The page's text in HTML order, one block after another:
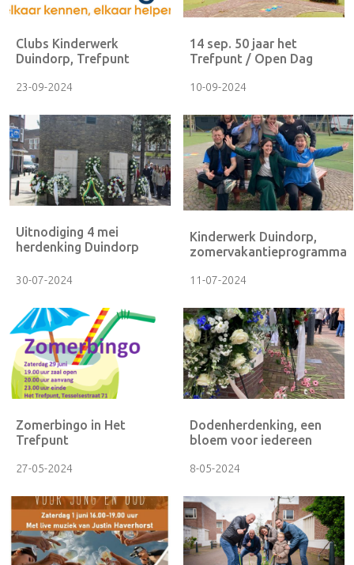
Clubs Kinderwerk
Duindorp, Trefpunt
23-09-2024
14 sep. 50 jaar het
Trefpunt / Open Dag
10-09-2024
Uitnodiging 4 mei
herdenking Duindorp
30-07-2024
Kinderwerk Duindorp,
zomervakantieprogramma
11-07-2024
Zomerbingo in Het
Trefpunt
27-05-2024
Dodenherdenking, een
bloem voor iedereen
8-05-2024